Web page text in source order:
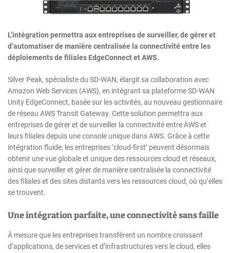
L’intégration permettra aux entreprises de surveiller, de gérer et
d’automatiser de manière centralisée la connectivité entre les
déploiements de filiales EdgeConnect et AWS.
Silver Peak, spécialiste du SD-WAN, élargit sa collaboration avec
Amazon Web Services (AWS), en intégrant sa plateforme SD-WAN
Unity EdgeConnect, basée sur les activités, au nouveau gestionnaire
de réseau AWS Transit Gateway. Cette solution permettra aux
entreprises de gérer et de surveiller la connectivité entre AWS et
leurs filiales depuis une console unique dans AWS. Grâce à cette
intégration fluide, les entreprises ‘cloud-first’ peuvent désormais
obtenir une vue globale et unique des ressources cloud et réseaux,
ainsi que surveiller et gérer de manière centralisée la connectivité
des filiales et des sites distants vers les ressources cloud, où qu’elles
se trouvent.
Une intégration parfaite, une connectivité sans faille
À mesure que les entreprises transfèrent un nombre croissant
d’applications, de services et d’infrastructures vers le cloud, elles